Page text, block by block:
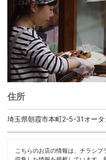
住所
埼玉県朝霞市本町2-5-31オータ
こちらのお店の情報は、チラシ